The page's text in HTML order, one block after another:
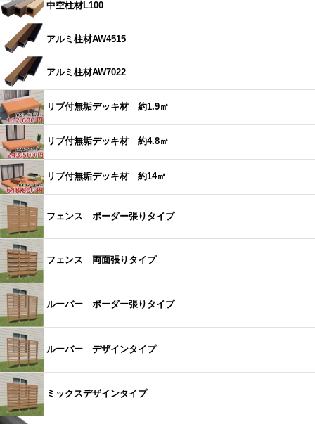
中空柱材L100
アルミ柱材AW4515
アルミ柱材AW7022
リブ付無垢デッキ材 約1.9㎡
リブ付無垢デッキ材 約4.8㎡
リブ付無垢デッキ材 約14㎡
フェンス ボーダー張りタイプ
フェンス 両面張りタイプ
ルーバー ボーダー張りタイプ
ルーバー デザインタイプ
ミックスデザインタイプ